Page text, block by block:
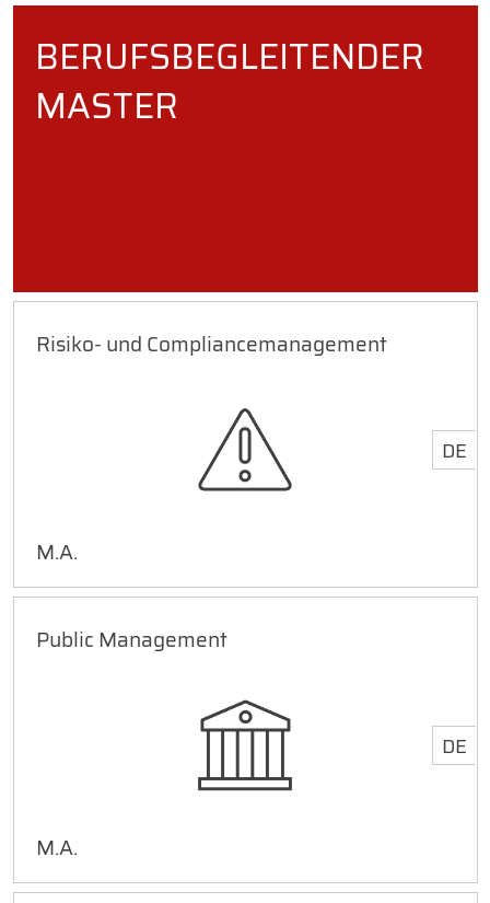
BERUFSBEGLEITENDER
MASTER
Risiko- und Compliancemanagement
DE
M.A.
Public Management
DE
M.A.